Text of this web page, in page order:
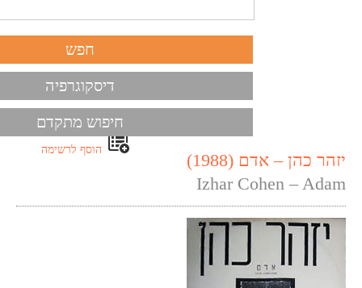
דיסקוגרפיה
חיפוש מתקדם
הוסף לרשימה
יזהר כהן – אדם (1988)
Izhar Cohen – Adam